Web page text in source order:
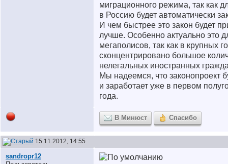
миграционного режима, так как
в Россию будет автоматически
И чем быстрее это закон будет
лучше. Особенно актуально это
мегаполисов, так как в крупных
сконцентрировано большое
нелегальных иностранных
Мы надеемся, что законопроект
и заработает уже в первом
года.
В Минюст Спасибо
15.11.2012, 14:55
sandropr12